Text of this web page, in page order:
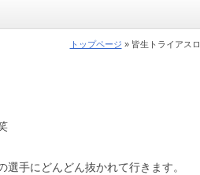
トップページ » 皆生トライアス
手にどんどん抜かれて行きます。